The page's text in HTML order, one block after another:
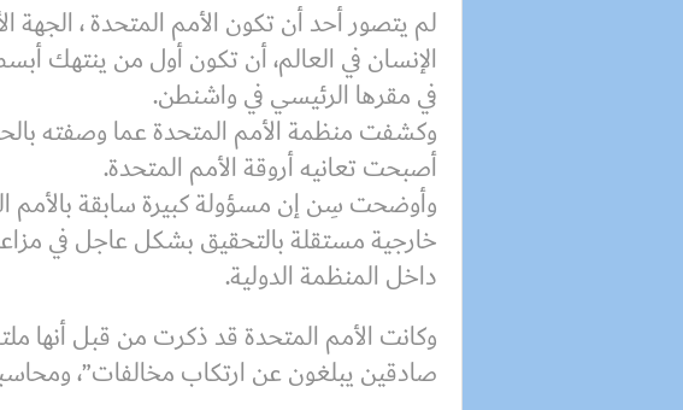
لم يتصور أحد أن تكون الأمم المتحدة ، الجهة
الإنسان في العالم، أن تكون أول من ينتهك
في مقرها الرئيسي في واشنطن.
وكشفت منظمة الأمم المتحدة عما وصفته
أصبحت تعانيه أروقة الأمم المتحدة.
وأوضحت سِن إن مسؤولة كبيرة سابقة بالأمم
خارجية مستقلة بالتحقيق بشكل عاجل في
داخل المنظمة الدولية.
وكانت الأمم المتحدة قد ذكرت من قبل أنها
صادقين يبلغون عن ارتكاب مخالفات”،